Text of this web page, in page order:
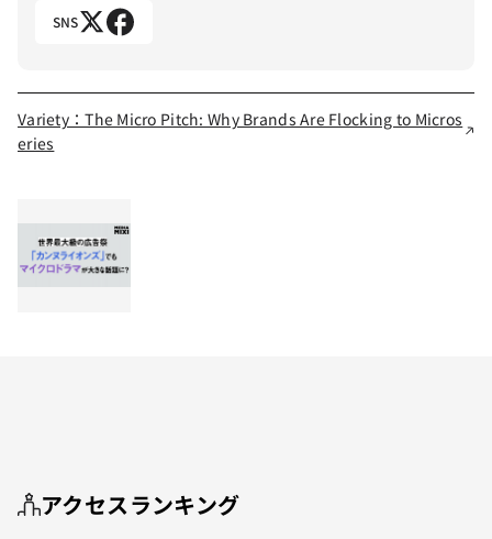
SNS
Variety：The Micro Pitch: Why Brands Are Flocking to Micros
eries
アクセスランキング